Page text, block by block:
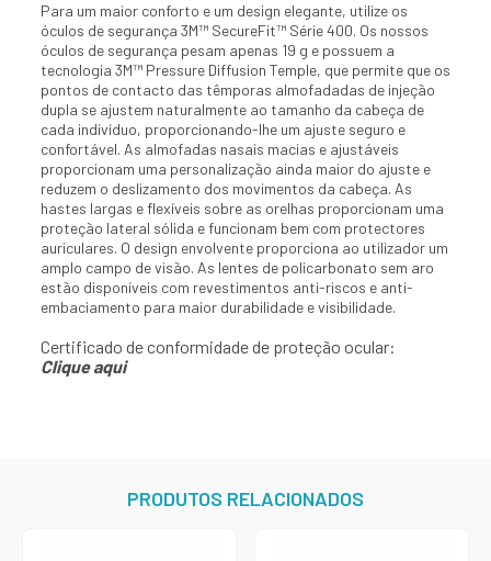
Para um maior conforto e um design elegante, utilize os
óculos de segurança 3M™ SecureFit™ Série 400. Os nossos
óculos de segurança pesam apenas 19 g e possuem a
tecnologia 3M™ Pressure Diffusion Temple, que permite que os
pontos de contacto das têmporas almofadadas de injeção
dupla se ajustem naturalmente ao tamanho da cabeça de
cada indivíduo, proporcionando-lhe um ajuste seguro e
confortável. As almofadas nasais macias e ajustáveis
proporcionam uma personalização ainda maior do ajuste e
reduzem o deslizamento dos movimentos da cabeça. As
hastes largas e flexíveis sobre as orelhas proporcionam uma
proteção lateral sólida e funcionam bem com protectores
auriculares. O design envolvente proporciona ao utilizador um
amplo campo de visão. As lentes de policarbonato sem aro
estão disponíveis com revestimentos anti-riscos e anti-
embaciamento para maior durabilidade e visibilidade.
Certificado de conformidade de proteção ocular:
Clique aqui
PRODUTOS RELACIONADOS